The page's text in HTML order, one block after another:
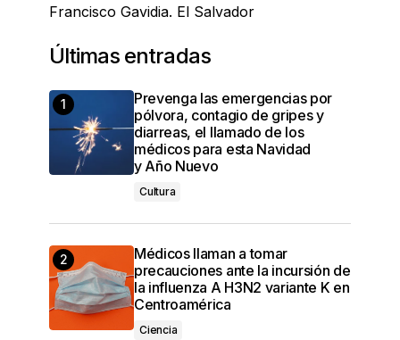
Francisco Gavidia. El Salvador
Últimas entradas
Prevenga las emergencias por
pólvora, contagio de gripes y
diarreas, el llamado de los
médicos para esta Navidad
y Año Nuevo
Cultura
Médicos llaman a tomar
precauciones ante la incursión de
la influenza A H3N2 variante K en
Centroamérica
Ciencia